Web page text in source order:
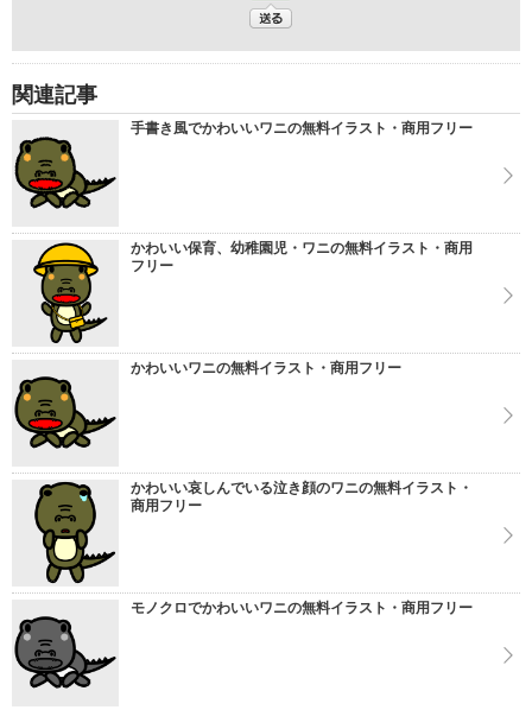
関連記事
手書き風でかわいいワニの無料イラスト・商用フリー
かわいい保育、幼稚園児・ワニの無料イラスト・商用
フリー
かわいいワニの無料イラスト・商用フリー
かわいい哀しんでいる泣き顔のワニの無料イラスト・
商用フリー
モノクロでかわいいワニの無料イラスト・商用フリー